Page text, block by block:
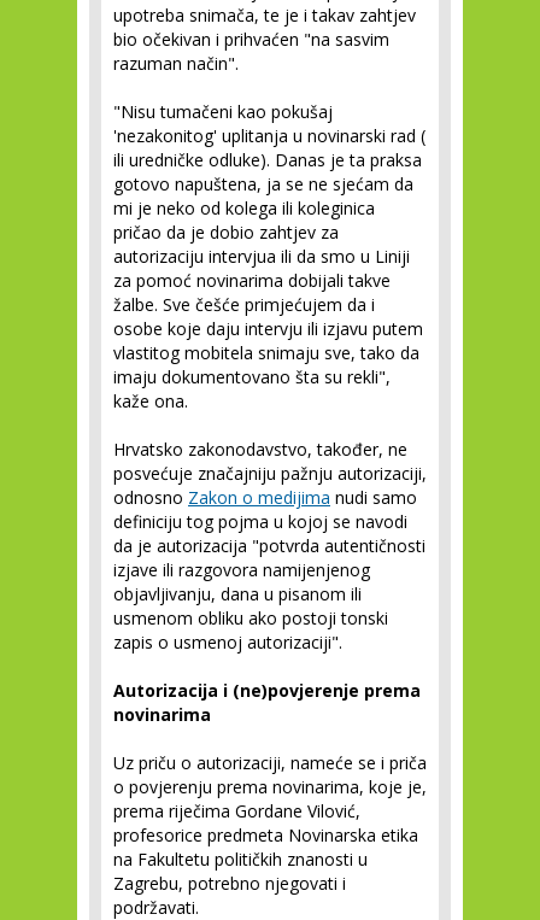
upotreba snimača, te je i takav zahtjev
bio očekivan i prihvaćen "na sasvim
razuman način".
"Nisu tumačeni kao pokušaj
'nezakonitog' uplitanja u novinarski rad (
ili uredničke odluke). Danas je ta praksa
gotovo napuštena, ja se ne sjećam da
mi je neko od kolega ili koleginica
pričao da je dobio zahtjev za
autorizaciju intervjua ili da smo u Liniji
za pomoć novinarima dobijali takve
žalbe. Sve češće primjećujem da i
osobe koje daju intervju ili izjavu putem
vlastitog mobitela snimaju sve, tako da
imaju dokumentovano šta su rekli",
kaže ona.
Hrvatsko zakonodavstvo, također, ne
posvećuje značajniju pažnju autorizaciji,
odnosno Zakon o medijima nudi samo
definiciju tog pojma u kojoj se navodi
da je autorizacija "potvrda autentičnosti
izjave ili razgovora namijenjenog
objavljivanju, dana u pisanom ili
usmenom obliku ako postoji tonski
zapis o usmenoj autorizaciji".
Autorizacija i (ne)povjerenje prema
novinarima
Uz priču o autorizaciji, nameće se i priča
o povjerenju prema novinarima, koje je,
prema riječima Gordane Vilović,
profesorice predmeta Novinarska etika
na Fakultetu političkih znanosti u
Zagrebu, potrebno njegovati i
podržavati.